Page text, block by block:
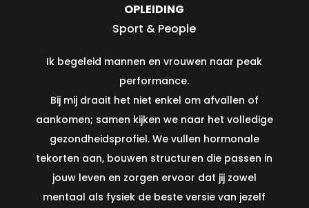
OPLEIDING
Sport & People
Ik begeleid mannen en vrouwen naar peak
performance.
Bij mij draait het niet enkel om afvallen of
aankomen; samen kijken we naar het volledige
gezondheidsprofiel. We vullen hormonale
tekorten aan, bouwen structuren die passen in
jouw leven en zorgen ervoor dat jij zowel
mentaal als fysiek de beste versie van jezelf